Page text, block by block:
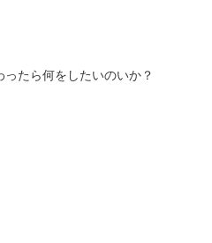
たら何をしたいのいか？